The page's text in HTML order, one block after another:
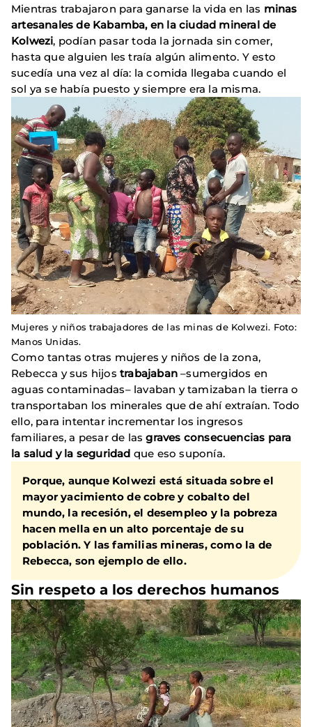
Mientras trabajaron para ganarse la vida en las minas
artesanales de Kabamba, en la ciudad mineral de
Kolwezi, podían pasar toda la jornada sin comer,
hasta que alguien les traía algún alimento. Y esto
sucedía una vez al día: la comida llegaba cuando el
sol ya se había puesto y siempre era la misma.
Mujeres y niños trabajadores de las minas de Kolwezi. Foto:
Manos Unidas.
Como tantas otras mujeres y niños de la zona,
Rebecca y sus hijos trabajaban –sumergidos en
aguas contaminadas– lavaban y tamizaban la tierra o
transportaban los minerales que de ahí extraían. Todo
ello, para intentar incrementar los ingresos
familiares, a pesar de lasgraves consecuencias para
la salud y la seguridad que eso suponía.
Porque, aunque Kolwezi está situada sobre el
mayor yacimiento de cobre y cobalto del
mundo, la recesión, el desempleo y la pobreza
hacen mella en un alto porcentaje de su
población. Y las familias mineras, como la de
Rebecca, son ejemplo de ello.
Sin respeto a los derechos humanos